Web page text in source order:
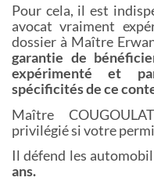
Pour cela, il est
avocat vraiment
dossier à Maître
garantie de
expérimenté et
spécificités de ce
Maître
privilégié si votre
Il défend les
ans.